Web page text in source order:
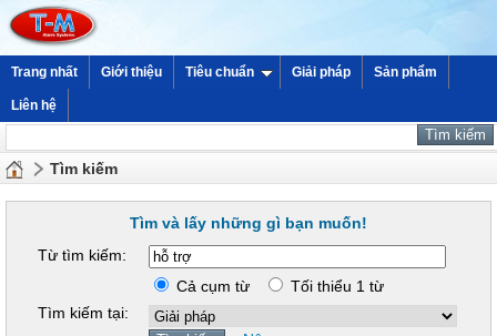
Trang nhất Giới thiệu Tiêu chuẩn Giải pháp Sản phẩm
Liên hệ
Tìm kiếm
Tìm và lấy những gì bạn muốn!
Từ tìm kiếm:
Cả cụm từ
Tối thiểu 1 từ
Tìm kiếm tại: